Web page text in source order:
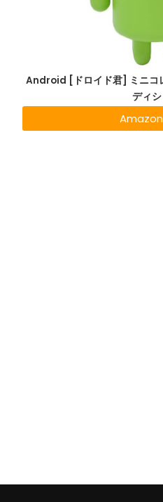
Android [ドロイド君] ミニコ
ディ